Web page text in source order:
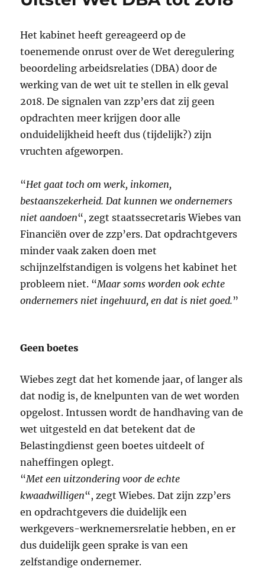
Het kabinet heeft gereageerd op de
toenemende onrust over de Wet deregulering
beoordeling arbeidsrelaties (DBA) door de
werking van de wet uit te stellen in elk geval
2018. De signalen van zzp’ers dat zij geen
opdrachten meer krijgen door alle
onduidelijkheid heeft dus (tijdelijk?) zijn
vruchten afgeworpen.
“Het gaat toch om werk, inkomen,
bestaanszekerheid. Dat kunnen we ondernemers
niet aandoen“, zegt staatssecretaris Wiebes van
Financiën over de zzp’ers. Dat opdrachtgevers
minder vaak zaken doen met
schijnzelfstandigen is volgens het kabinet het
probleem niet. “Maar soms worden ook echte
ondernemers niet ingehuurd, en dat is niet goed.”
Geen boetes
Wiebes zegt dat het komende jaar, of langer als
dat nodig is, de knelpunten van de wet worden
opgelost. Intussen wordt de handhaving van de
wet uitgesteld en dat betekent dat de
Belastingdienst geen boetes uitdeelt of
naheffingen oplegt.
“Met een uitzondering voor de echte
kwaadwilligen“, zegt Wiebes. Dat zijn zzp’ers
en opdrachtgevers die duidelijk een
werkgevers-werknemersrelatie hebben, en er
dus duidelijk geen sprake is van een
zelfstandige ondernemer.